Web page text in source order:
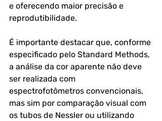
e oferecendo maior precisão e
reprodutibilidade.
É importante destacar que, conforme
especificado pelo Standard Methods,
a análise da cor aparente não deve
ser realizada com
espectrofotômetros convencionais,
mas sim por comparação visual com
os tubos de Nessler ou utilizando